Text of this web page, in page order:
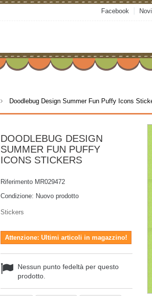
Facebook
> Doodlebug Design Summer Fun Puffy Icons
DOODLEBUG DESIGN
SUMMER FUN PUFFY
ICONS STICKERS
Riferimento MR029472
Condizione: Nuovo prodotto
Stickers
Attenzione: Ultimi articoli in magazzino!
Nessun punto fedeltà per questo
prodotto.